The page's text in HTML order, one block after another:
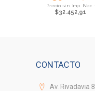
$32.452,91
CONTACTO
Av. Rivadavia